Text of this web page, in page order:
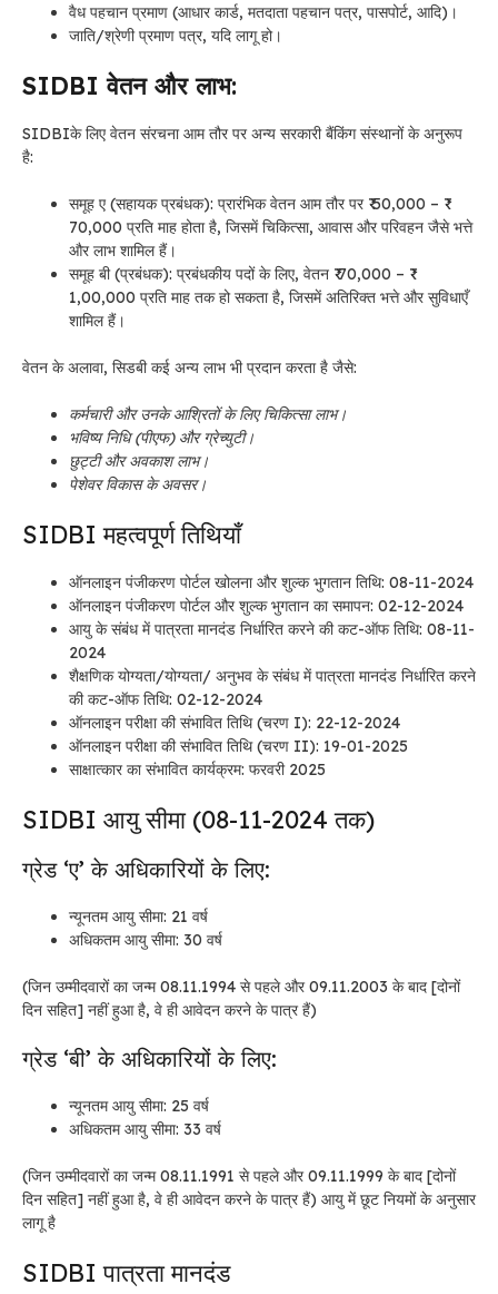
वैध पहचान प्रमाण (आधार कार्ड, मतदाता पहचान पत्र, पासपोर्ट, आदि)।
जाति/श्रेणी प्रमाण पत्र, यदि लागू हो।
SIDBI वेतन और लाभ:
SIDBIके लिए वेतन संरचना आम तौर पर अन्य सरकारी बैंकिंग संस्थानों के अनुरूप
है:
समूह ए (सहायक प्रबंधक): प्रारंभिक वेतन आम तौर पर ₹ 50,000 – ₹
70,000 प्रति माह होता है, जिसमें चिकित्सा, आवास और परिवहन जैसे भत्ते
और लाभ शामिल हैं।
समूह बी (प्रबंधक): प्रबंधकीय पदों के लिए, वेतन ₹ 70,000 – ₹
1,00,000 प्रति माह तक हो सकता है, जिसमें अतिरिक्त भत्ते और सुविधाएँ
शामिल हैं।
वेतन के अलावा, सिडबी कई अन्य लाभ भी प्रदान करता है जैसे:
कर्मचारी और उनके आश्रितों के लिए चिकित्सा लाभ।
भविष्य निधि (पीएफ) और ग्रेच्युटी।
छुट्टी और अवकाश लाभ।
पेशेवर विकास के अवसर।
SIDBI महत्वपूर्ण तिथियाँ
ऑनलाइन पंजीकरण पोर्टल खोलना और शुल्क भुगतान तिथि: 08-11-2024
ऑनलाइन पंजीकरण पोर्टल और शुल्क भुगतान का समापन: 02-12-2024
आयु के संबंध में पात्रता मानदंड निर्धारित करने की कट-ऑफ तिथि: 08-11-
2024
शैक्षणिक योग्यता/योग्यता/ अनुभव के संबंध में पात्रता मानदंड निर्धारित करने
की कट-ऑफ तिथि: 02-12-2024
ऑनलाइन परीक्षा की संभावित तिथि (चरण I): 22-12-2024
ऑनलाइन परीक्षा की संभावित तिथि (चरण II): 19-01-2025
साक्षात्कार का संभावित कार्यक्रम: फरवरी 2025
SIDBI आयु सीमा (08-11-2024 तक)
ग्रेड ‘ए’ के अधिकारियों के लिए:
न्यूनतम आयु सीमा: 21 वर्ष
अधिकतम आयु सीमा: 30 वर्ष
(जिन उम्मीदवारों का जन्म 08.11.1994 से पहले और 09.11.2003 के बाद [दोनों
दिन सहित] नहीं हुआ है, वे ही आवेदन करने के पात्र हैं)
ग्रेड ‘बी’ के अधिकारियों के लिए:
न्यूनतम आयु सीमा: 25 वर्ष
अधिकतम आयु सीमा: 33 वर्ष
(जिन उम्मीदवारों का जन्म 08.11.1991 से पहले और 09.11.1999 के बाद [दोनों
दिन सहित] नहीं हुआ है, वे ही आवेदन करने के पात्र हैं) आयु में छूट नियमों के अनुसार
लागू है
SIDBI पात्रता मानदंड